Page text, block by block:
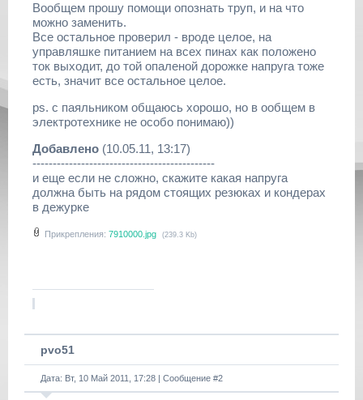
Вообщем прошу помощи опознать труп, и на что
можно заменить.
Все остальное проверил - вроде целое, на
управляшке питанием на всех пинах как положено
ток выходит, до той опаленой дорожке напруга тоже
есть, значит все остальное целое.
ps. с паяльником общаюсь хорошо, но в ообщем в
электротехнике не особо понимаю))
Добавлено (10.05.11, 13:17)
---------------------------------------------
и еще если не сложно, скажите какая напруга
должна быть на рядом стоящих резюках и кондерах
в дежурке
Прикрепления: 7910000.jpg (239.3 Kb)
pvo51
Дата: Вт, 10 Май 2011, 17:28 | Сообщение #2